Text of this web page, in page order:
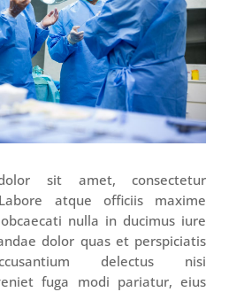
sit amet, consectetur
atque officiis maxime
nulla in ducimus iure
dolor quas et perspiciatis
delectus nisi
fuga modi pariatur, eius